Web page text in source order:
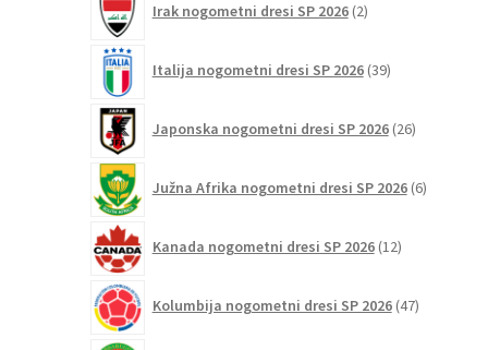
Irak nogometni dresi SP 2026 2izdelka
Italija nogometni dresi SP 2026 39izdelkov
Japonska nogometni dresi SP 2026 26izdelkov
Južna Afrika nogometni dresi SP 2026 6izdelkov
Kanada nogometni dresi SP 2026 12izdelkov
Kolumbija nogometni dresi SP 2026 47izdelkov